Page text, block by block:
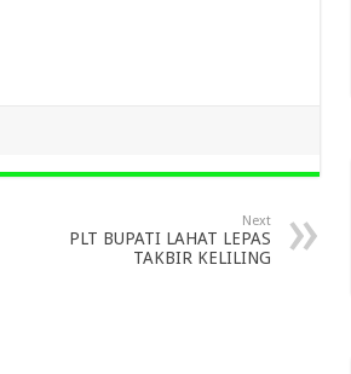
Next
PLT BUPATI LAHAT LEPAS
TAKBIR KELILING